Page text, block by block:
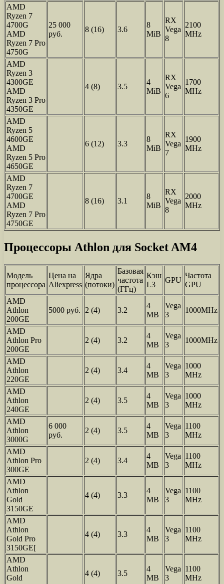
AMD
Ryzen 7
4700G
AMD
Ryzen 7 Pro
4750G
25 000
руб.
8 (16) 3.6
8
MiB
RX
Vega
8
2100
MHz
AMD
Ryzen 3
4300GE
AMD
Ryzen 3 Pro
4350GE
4 (8) 3.5
4
MiB
RX
Vega
6
1700
MHz
AMD
Ryzen 5
4600GE
AMD
Ryzen 5 Pro
4650GE
6 (12) 3.3
8
MiB
RX
Vega
7
1900
MHz
AMD
Ryzen 7
4700GE
AMD
Ryzen 7 Pro
4750GE
8 (16) 3.1
8
MiB
RX
Vega
8
2000
MHz
Процессоры Athlon для Socket AM4
Модель
процессора
Цена на
Aliexpress
Ядра
(потоки)
Базовая
частота
(ГГц)
Кэш
L3
GPU
Частота
GPU
AMD
Athlon
200GE
5000 руб. 2 (4) 3.2
4
MB
Vega
3
1000MHz
AMD
Athlon Pro
200GE
2 (4) 3.2
4
MB
Vega
3
1000MHz
AMD
Athlon
220GE
2 (4) 3.4
4
MB
Vega
3
1000
MHz
AMD
Athlon
240GE
2 (4) 3.5
4
MB
Vega
3
1000
MHz
AMD
Athlon
3000G
6 000
руб.
2 (4) 3.5
4
MB
Vega
3
1100
MHz
AMD
Athlon Pro
300GE
2 (4) 3.4
4
MB
Vega
3
1100
MHz
AMD
Athlon
Gold
3150GE
4 (4) 3.3
4
MB
Vega
3
1100
MHz
AMD
Athlon
Gold Pro
3150GE[
4 (4) 3.3
4
MB
Vega
3
1100
MHz
AMD
Athlon
Gold
4 (4) 3.5
4
MB
Vega
3
1100
MHz